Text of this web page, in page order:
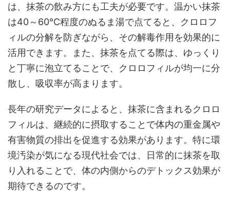
は、抹茶の飲み方にも工夫が必要です。温かい抹茶
は40～60℃程度のぬるま湯で点てると、クロロフ
ィルの分解を防ぎながら、その解毒作用を効果的に
活用できます。また、抹茶を点てる際は、ゆっくり
と丁寧に泡立てることで、クロロフィルが均一に分
散し、吸収率が高まります。
長年の研究データによると、抹茶に含まれるクロロ
フィルは、継続的に摂取することで体内の重金属や
有害物質の排出を促進する効果があります。特に環
境汚染が気になる現代社会では、日常的に抹茶を取
り入れることで、体の内側からのデトックス効果が
期待できるのです。